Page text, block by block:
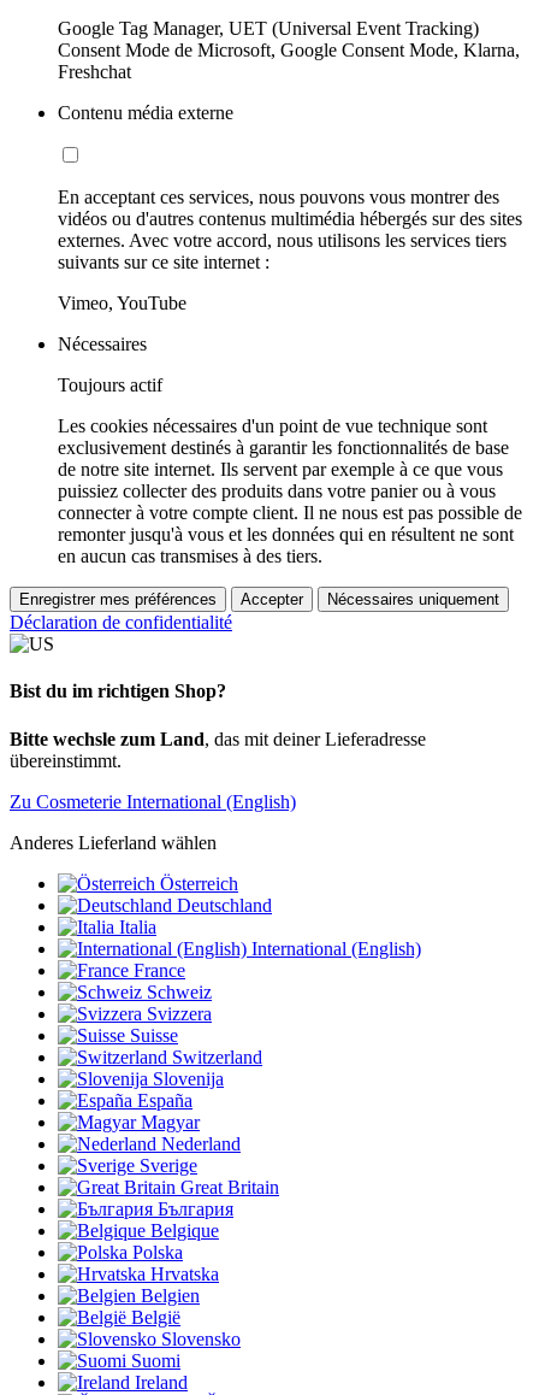
Google Tag Manager, UET (Universal Event Tracking)
Consent Mode de Microsoft, Google Consent Mode, Klarna,
Freshchat
Contenu média externe
En acceptant ces services, nous pouvons vous montrer des
vidéos ou d'autres contenus multimédia hébergés sur des sites
externes. Avec votre accord, nous utilisons les services tiers
suivants sur ce site internet :
Vimeo, YouTube
Nécessaires
Toujours actif
Les cookies nécessaires d'un point de vue technique sont
exclusivement destinés à garantir les fonctionnalités de base
de notre site internet. Ils servent par exemple à ce que vous
puissiez collecter des produits dans votre panier ou à vous
connecter à votre compte client. Il ne nous est pas possible de
remonter jusqu'à vous et les données qui en résultent ne sont
en aucun cas transmises à des tiers.
Enregistrer mes préférences Accepter Nécessaires uniquement
Déclaration de confidentialité
Bist du im richtigen Shop?
Bitte wechsle zum Land, das mit deiner Lieferadresse
übereinstimmt.
Zu Cosmeterie International (English)
Anderes Lieferland wählen
Österreich
Deutschland
Italia
International (English)
France
Schweiz
Svizzera
Suisse
Switzerland
Slovenija
España
Magyar
Nederland
Sverige
Great Britain
България
Belgique
Polska
Hrvatska
Belgien
België
Slovensko
Suomi
Ireland